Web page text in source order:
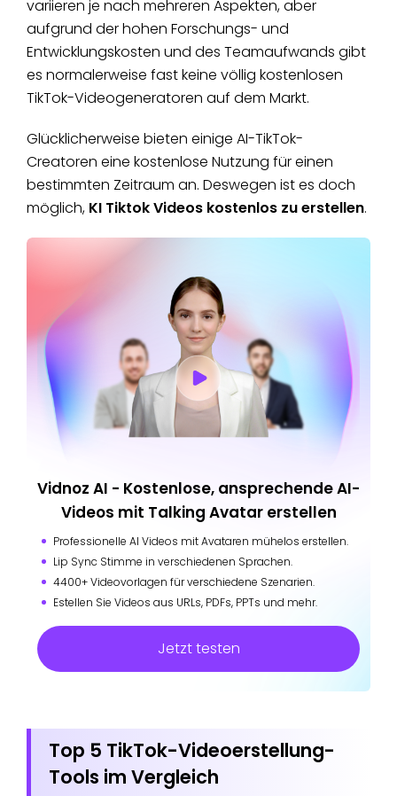
variieren je nach mehreren Aspekten, aber
aufgrund der hohen Forschungs- und
Entwicklungskosten und des Teamaufwands gibt
es normalerweise fast keine völlig kostenlosen
TikTok-Videogeneratoren auf dem Markt.
Glücklicherweise bieten einige AI-TikTok-
Creatoren eine kostenlose Nutzung für einen
bestimmten Zeitraum an. Deswegen ist es doch
möglich, KI Tiktok Videos kostenlos zu erstellen.
Vidnoz AI - Kostenlose, ansprechende AI-
Videos mit Talking Avatar erstellen
Professionelle AI Videos mit Avataren mühelos erstellen.
Lip Sync Stimme in verschiedenen Sprachen.
4400+ Videovorlagen für verschiedene Szenarien.
Estellen Sie Videos aus URLs, PDFs, PPTs und mehr.
Jetzt testen
Top 5 TikTok-Videoerstellung-
Tools im Vergleich